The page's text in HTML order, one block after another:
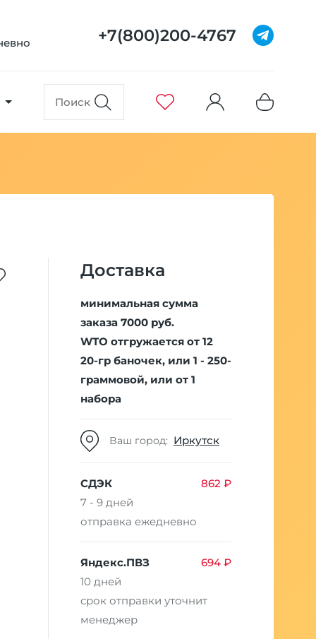
+7(800)200-4767
Доставка
минимальная сумма
заказа 7000 руб.
WTO отгружается от 12
20-гр баночек, или 1 - 250-
граммовой, или от 1
набора
Ваш город: Иркутск
СДЭК
862 ₽
7 - 9 дней
отправка ежедневно
Яндекс.ПВЗ
694 ₽
10 дней
срок отправки уточнит
менеджер